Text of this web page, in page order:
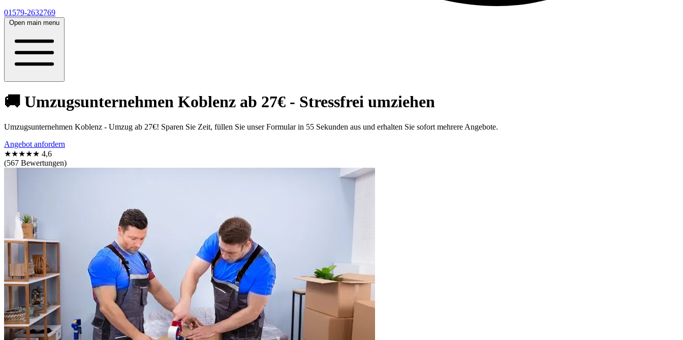
01579-2632769
Open main menu
🚚 Umzugsunternehmen Koblenz ab 27€ - Stressfrei umziehen
Umzugsunternehmen Koblenz - Umzug ab 27€! Sparen Sie Zeit, füllen Sie unser Formular in 55 Sekunden aus und erhalten Sie sofort mehrere Angebote.
Angebot anfordern
★★★★★ 4,6
(567 Bewertungen)